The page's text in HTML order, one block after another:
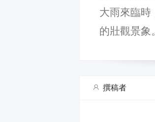
大雨來臨時
的壯觀景象。
撰稿者